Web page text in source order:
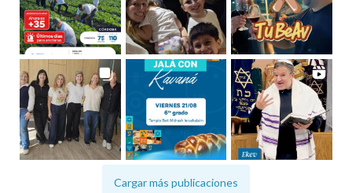
Cargar más publicaciones